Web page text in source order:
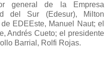
general de la Empresa
del Sur (Edesur), Milton
EDEEste, Manuel Naut; el
Andrés Cueto; el presidente
Barrial, Rolfi Rojas.